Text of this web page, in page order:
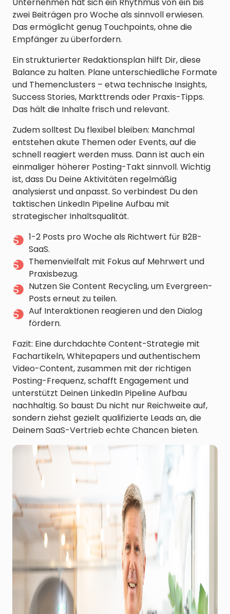
zwei Beiträgen pro Woche als sinnvoll erwiesen.
Das ermöglicht genug Touchpoints, ohne die
Empfänger zu überfordern.
Ein strukturierter Redaktionsplan hilft Dir, diese
Balance zu halten. Plane unterschiedliche Formate
und Themenclusters – etwa technische Insights,
Success Stories, Markttrends oder Praxis-Tipps.
Das hält die Inhalte frisch und relevant.
Zudem solltest Du flexibel bleiben: Manchmal
entstehen akute Themen oder Events, auf die
schnell reagiert werden muss. Dann ist auch ein
einmaliger höherer Posting-Takt sinnvoll. Wichtig
ist, dass Du Deine Aktivitäten regelmäßig
analysierst und anpasst. So verbindest Du den
taktischen LinkedIn Pipeline Aufbau mit
strategischer Inhaltsqualität.
1-2 Posts pro Woche als Richtwert für B2B-
SaaS.
Themenvielfalt mit Fokus auf Mehrwert und
Praxisbezug.
Nutzen Sie Content Recycling, um Evergreen-
Posts erneut zu teilen.
Auf Interaktionen reagieren und den Dialog
fördern.
Fazit: Eine durchdachte Content-Strategie mit
Fachartikeln, Whitepapers und authentischem
Video-Content, zusammen mit der richtigen
Posting-Frequenz, schafft Engagement und
unterstützt Deinen LinkedIn Pipeline Aufbau
nachhaltig. So baust Du nicht nur Reichweite auf,
sondern ziehst gezielt qualifizierte Leads an, die
Deinem SaaS-Vertrieb echte Chancen bieten.